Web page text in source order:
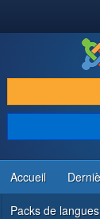
TÉLÉCHARGER &
DÉCOUVRIR &
COMMUNAUTÉ &
RESSOURCES
Accueil
Packs de langues